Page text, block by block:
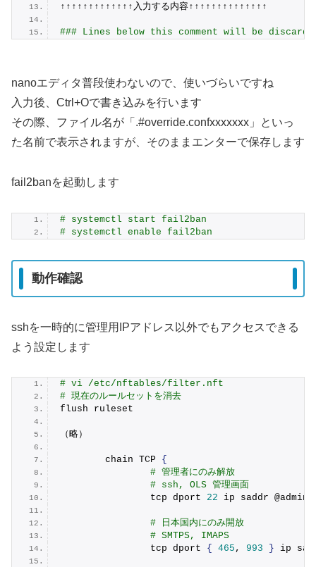
↑↑↑↑↑↑↑↑↑↑↑↑↑入力する内容↑↑↑↑↑↑↑↑↑↑↑↑↑↑
### Lines below this comment will be
nanoエディタ普段使わないので、使いづらいですね
入力後、Ctrl+Oで書き込みを行います
その際、ファイル名が「.#override.confxxxxxxx」といっ
た名前で表示されますが、そのままエンターで保存します
fail2banを起動します
# systemctl start fail2ban
# systemctl enable fail2ban
動作確認
sshを一時的に管理用IPアドレス以外でもアクセスできる
よう設定します
# vi /etc/nftables/filter.nft
# 現在のルールセットを消去
flush ruleset
（略）
        chain TCP
{
# 管理者にのみ解放
# ssh, OLS 管理画面
                tcp dport
22 ip saddr @admin
# 日本国内にのみ開放
# SMTPS, IMAPS
                tcp dport
{ 465 , 993 } ip